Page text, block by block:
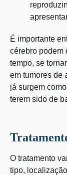
É importante
cérebro podem
tempo, se
em tumores de
já surgem
terem sido de
O tratamento
tipo,